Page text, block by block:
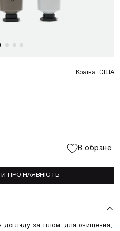
Країна: США
В обране
ПРО НАЯВНІСТЬ
догляду за тілом: для очищення,